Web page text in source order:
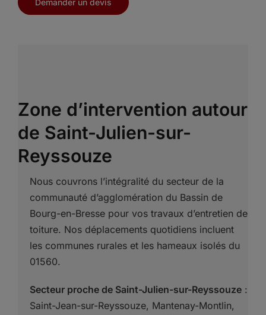
Demander un devis
Zone d’intervention autour
de Saint-Julien-sur-
Reyssouze
Nous couvrons l’intégralité du secteur de la
communauté d’agglomération du Bassin de
Bourg-en-Bresse pour vos travaux d’entretien de
toiture. Nos déplacements quotidiens incluent
les communes rurales et les hameaux isolés du
01560.
Secteur proche de Saint-Julien-sur-Reyssouze:
Saint-Jean-sur-Reyssouze, Mantenay-Montlin,